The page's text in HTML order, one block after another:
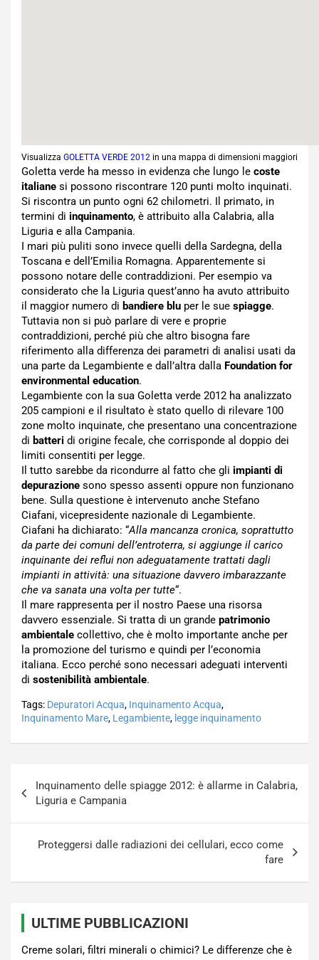
Visualizza GOLETTA VERDE 2012 in una mappa di dimensioni maggiori
Goletta verde ha messo in evidenza che lungo le coste
italiane si possono riscontrare 120 punti molto inquinati.
Si riscontra un punto ogni 62 chilometri. Il primato, in
termini di inquinamento, è attribuito alla Calabria, alla
Liguria e alla Campania.
I mari più puliti sono invece quelli della Sardegna, della
Toscana e dell’Emilia Romagna. Apparentemente si
possono notare delle contraddizioni. Per esempio va
considerato che la Liguria quest’anno ha avuto attribuito
il maggior numero di bandiere blu per le sue spiagge.
Tuttavia non si può parlare di vere e proprie
contraddizioni, perché più che altro bisogna fare
riferimento alla differenza dei parametri di analisi usati da
una parte da Legambiente e dall’altra dalla Foundation for
environmental education.
Legambiente con la sua Goletta verde 2012 ha analizzato
205 campioni e il risultato è stato quello di rilevare 100
zone molto inquinate, che presentano una concentrazione
di batteri di origine fecale, che corrisponde al doppio dei
limiti consentiti per legge.
Il tutto sarebbe da ricondurre al fatto che gli impianti di
depurazione sono spesso assenti oppure non funzionano
bene. Sulla questione è intervenuto anche Stefano
Ciafani, vicepresidente nazionale di Legambiente.
Ciafani ha dichiarato: “Alla mancanza cronica, soprattutto
da parte dei comuni dell’entroterra, si aggiunge il carico
inquinante dei reflui non adeguatamente trattati dagli
impianti in attività: una situazione davvero imbarazzante
che va sanata una volta per tutte“.
Il mare rappresenta per il nostro Paese una risorsa
davvero essenziale. Si tratta di un grande patrimonio
ambientale collettivo, che è molto importante anche per
la promozione del turismo e quindi per l’economia
italiana. Ecco perché sono necessari adeguati interventi
di sostenibilità ambientale.
Tags: Depuratori Acqua, Inquinamento Acqua,
Inquinamento Mare, Legambiente, legge inquinamento
articoli
Inquinamento delle spiagge 2012: è allarme in Calabria,
Liguria e Campania
Proteggersi dalle radiazioni dei cellulari, ecco come
fare
ULTIME PUBBLICAZIONI
Creme solari, filtri minerali o chimici? Le differenze che è